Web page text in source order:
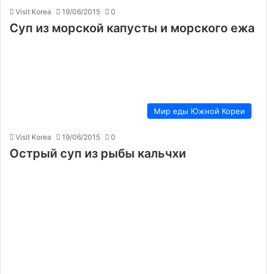
Visit Korea 19/06/2015 0
Суп из морской капусты и морского ежа
Мир еды Южной Кореи
Visit Korea 19/06/2015 0
Острый суп из рыбы кальчхи